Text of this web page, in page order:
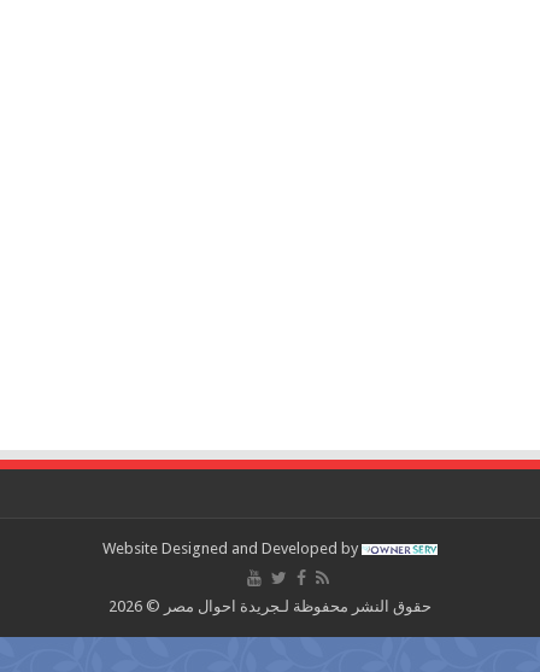
Website Designed and Developed by
حقوق النشر محفوظة لـجريدة احوال مصر © 2026